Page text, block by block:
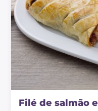
Filé de salmão